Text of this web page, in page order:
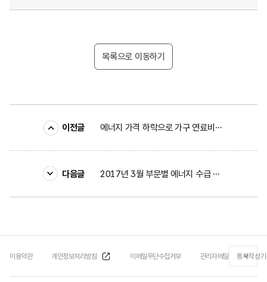
목록으로 이동하기
이전글 에너지 가격 하락으로 가구 연료비 지출 크게 감소
다음글 2017년 3월 부문별 에너지 수급 동향
이용약관 개인정보처리방침 이메일무단수집거부 관리자메일 통계작성